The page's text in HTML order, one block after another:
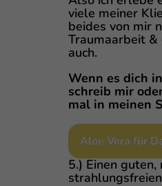
viele meiner
beides von mir
Traumaarbeit &
auch.
Wenn es dich
schreib mir
mal in meinen
Aloe Vera für
5.) Einen guten,